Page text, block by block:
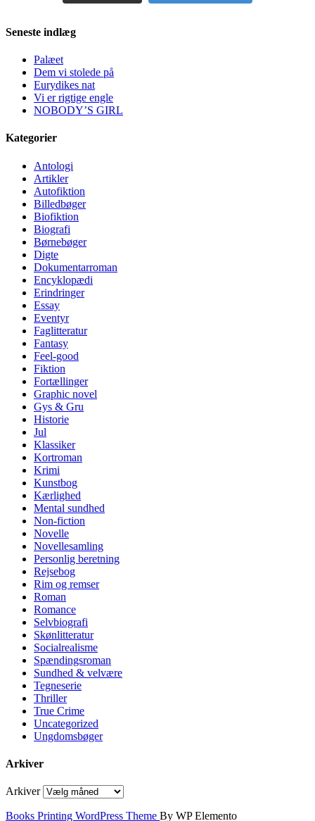
Seneste indlæg
Palæet
Dem vi stolede på
Eurydikes nat
Vi er rigtige engle
NOBODY’S GIRL
Kategorier
Antologi
Artikler
Autofiktion
Billedbøger
Biofiktion
Biografi
Børnebøger
Digte
Dokumentarroman
Encyklopædi
Erindringer
Essay
Eventyr
Faglitteratur
Fantasy
Feel-good
Fiktion
Fortællinger
Graphic novel
Gys & Gru
Historie
Jul
Klassiker
Kortroman
Krimi
Kunstbog
Kærlighed
Mental sundhed
Non-fiction
Novelle
Novellesamling
Personlig beretning
Rejsebog
Rim og remser
Roman
Romance
Selvbiografi
Skønlitteratur
Socialrealisme
Spændingsroman
Sundhed & velvære
Tegneserie
Thriller
True Crime
Uncategorized
Ungdomsbøger
Arkiver
Arkiver
Books Printing WordPress Theme By WP Elemento